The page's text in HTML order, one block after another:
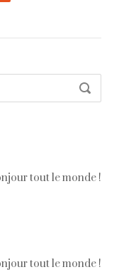
tout le monde !
tout le monde !